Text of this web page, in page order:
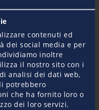
contenuti ed
dei social media e per
inoltre
il nostro sito con i
analisi dei dati web,
potrebbero
che ha fornito loro o
dei loro servizi.
48
- 18:00